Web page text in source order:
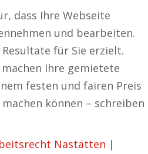
dass Ihre Webseite
und bearbeiten.
für Sie erzielt.
Ihre gemietete
festen und fairen Preis
können – schreiben
Nastätten |